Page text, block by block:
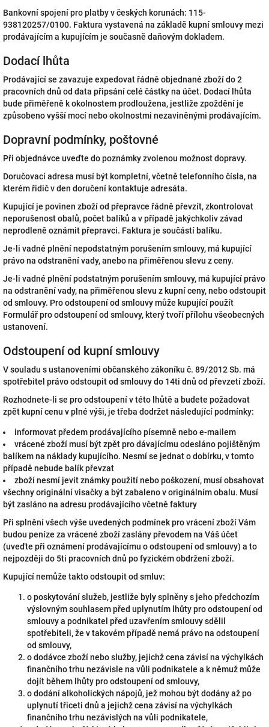
Bankovní spojení pro platby v českých korunách: 115-
938120257/0100. Faktura vystavená na základě kupní smlouvy mezi
prodávajícím a kupujícím je současně daňovým dokladem.
Dodací lhůta
Prodávající se zavazuje expedovat řádně objednané zboží do 2
pracovních dnů od data připsání celé částky na účet. Dodací lhůta
bude přiměřeně k okolnostem prodloužena, jestliže zpoždění je
způsobeno vyšší mocí nebo okolnostmi nezaviněnými prodávajícím.
Dopravní podmínky, poštovné
Při objednávce uveďte do poznámky zvolenou možnost dopravy.
Doručovací adresa musí být kompletní, včetně telefonního čísla, na
kterém řidič v den doručení kontaktuje adresáta.
Kupující je povinen zboží od přepravce řádně převzít, zkontrolovat
neporušenost obalů, počet balíků a v případě jakýchkoliv závad
neprodleně oznámit přepravci. Faktura je součástí balíku.
Je-li vadné plnění nepodstatným porušením smlouvy, má kupující
právo na odstranění vady, anebo na přiměřenou slevu z ceny.
Je-li vadné plnění podstatným porušením smlouvy, má kupující právo
na odstranění vady, na přiměřenou slevu z kupní ceny, nebo odstoupit
od smlouvy. Pro odstoupení od smlouvy může kupující použít
Formulář pro odstoupení od smlouvy, který tvoří přílohu všeobecných
ustanovení.
Odstoupení od kupní smlouvy
V souladu s ustanoveními občanského zákoníku č. 89/2012 Sb. má
spotřebitel právo odstoupit od smlouvy do 14ti dnů od převzetí zboží.
Rozhodnete-li se pro odstoupení v této lhůtě a budete požadovat
zpět kupní cenu v plné výši, je třeba dodržet následující podmínky:
informovat předem prodávajícího písemně nebo e-mailem
vrácené zboží musí být zpět pro dávajícímu odesláno pojištěným
balíkem na náklady kupujícího. Nesmí se jednat o dobírku, v tomto
případě nebude balík převzat
zboží nesmí jevit známky použití nebo poškození, musí obsahovat
všechny originální visačky a být zabaleno v originálním obalu. Musí
být zasláno na adresu prodávajícího včetně faktury
Při splnění všech výše uvedených podmínek pro vrácení zboží Vám
budou peníze za vrácené zboží zaslány převodem na Váš účet
(uveďte při oznámení prodávajícímu o odstoupení od smlouvy) a to
nejpozději do 5ti pracovních dnů po fyzickém obdržení zboží.
Kupující nemůže takto odstoupit od smluv:
o poskytování služeb, jestliže byly splněny s jeho předchozím
výslovným souhlasem před uplynutím lhůty pro odstoupení od
smlouvy a podnikatel před uzavřením smlouvy sdělil
spotřebiteli, že v takovém případě nemá právo na odstoupení
od smlouvy,
o dodávce zboží nebo služby, jejichž cena závisí na výchylkách
finančního trhu nezávisle na vůli podnikatele a k němuž může
dojít během lhůty pro odstoupení od smlouvy,
o dodání alkoholických nápojů, jež mohou být dodány až po
uplynutí třiceti dnů a jejichž cena závisí na výchylkách
finančního trhu nezávislých na vůli podnikatele,